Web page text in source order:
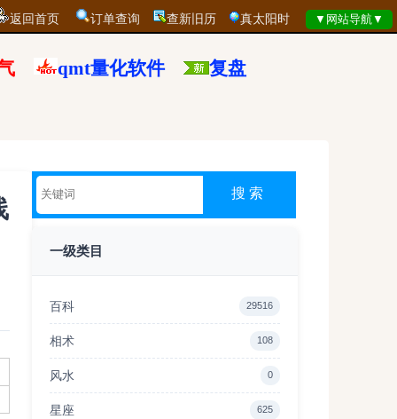
返回首页 订单查询 查新旧历 真太阳时
qmt量化软件 复盘
一级类目
百科 29516
相术 108
风水 0
星座 625